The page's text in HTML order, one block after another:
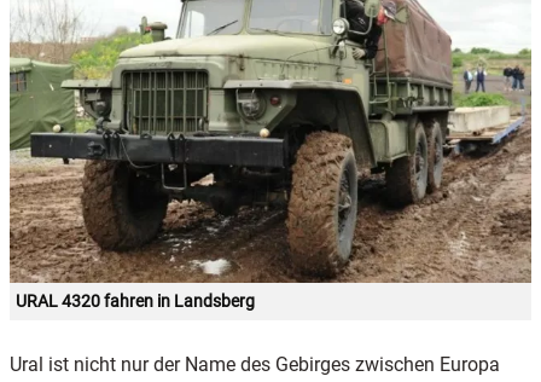
URAL 4320 fahren in Landsberg
Ural ist nicht nur der Name des Gebirges zwischen Europa